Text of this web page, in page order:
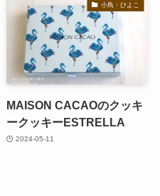
小鳥・ひよこ
MAISON CACAOのクッキ
ークッキーESTRELLA
2024-05-11